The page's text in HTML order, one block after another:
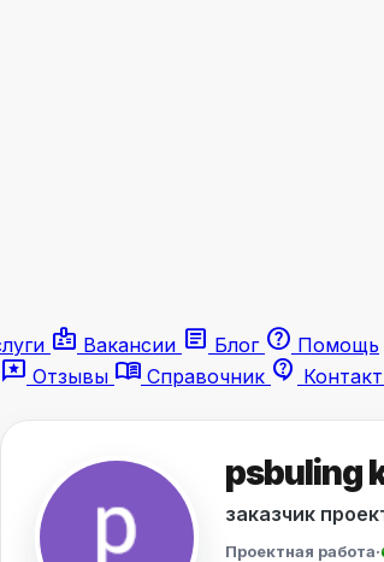
badge Вакансии article Блог help Помощь
reviews Отзывы menu_book Справочник contact_support
psbuling
заказчик
Проектная работа·